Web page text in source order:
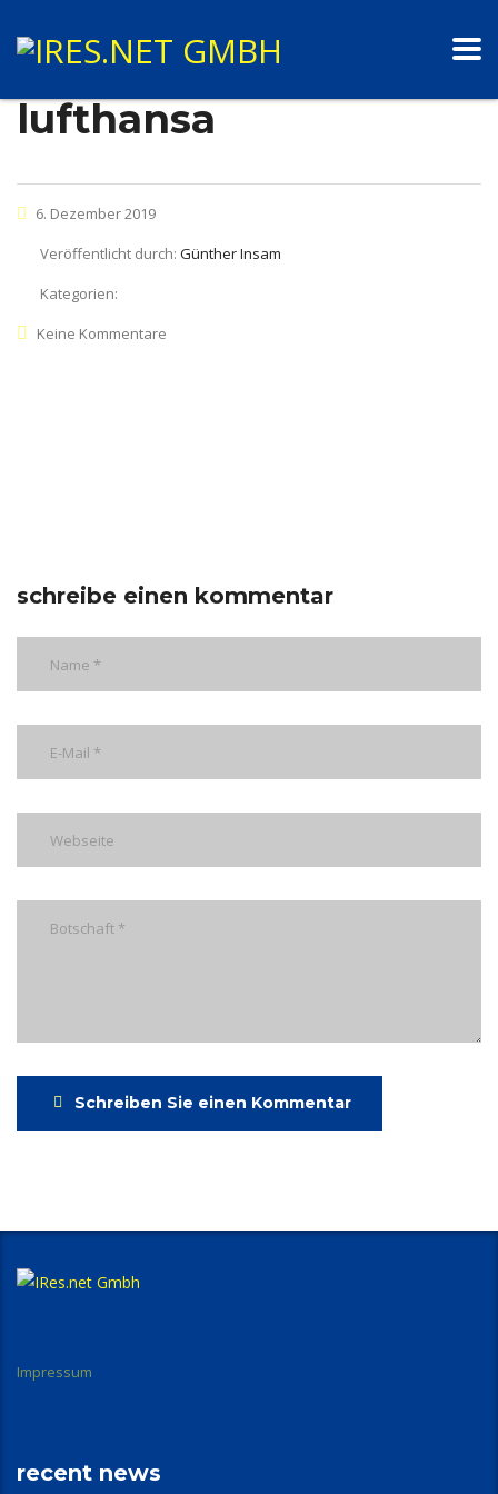
lufthansa
6. Dezember 2019
Veröffentlicht durch: Günther Insam
Kategorien:
Keine Kommentare
schreibe einen kommentar
Schreiben Sie einen Kommentar
Impressum
recent news